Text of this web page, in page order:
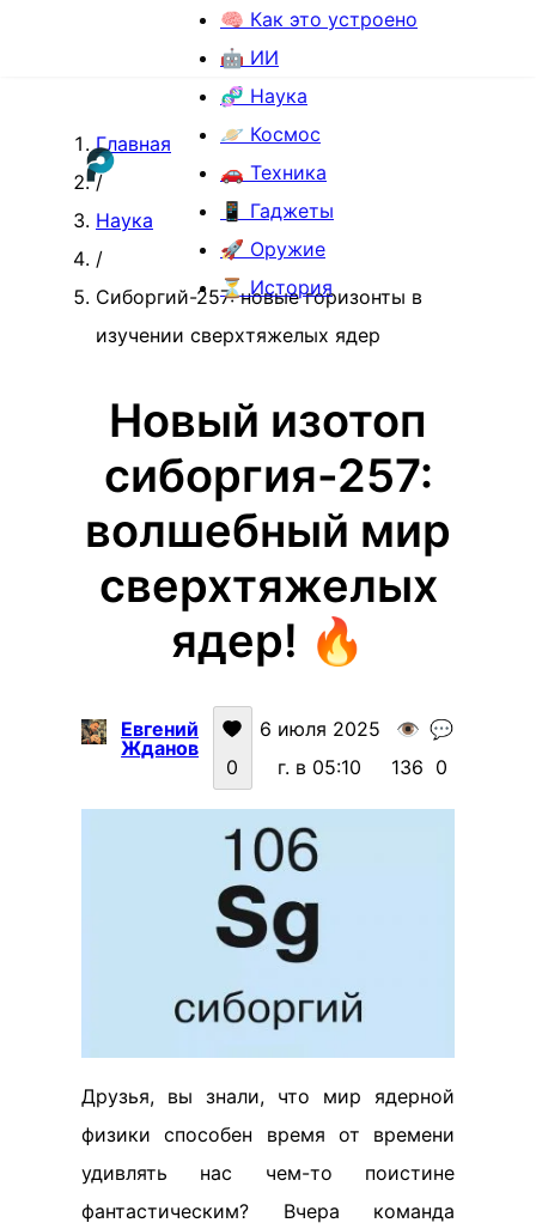
🧠 Как это устроено
🤖 ИИ
🧬 Наука
🪐 Космос
🚗 Техника
📱 Гаджеты
🚀 Оружие
⏳ История
Главная
/
Наука
/
Сиборгий-257: новые горизонты в
изучении сверхтяжелых ядер
Новый изотоп
сиборгия-257:
волшебный мир
сверхтяжелых
ядер! 🔥
Евгений
Жданов
0
6 июля 2025
г. в 05:10
👁️
136
💬
0
Друзья, вы знали, что мир ядерной
физики способен время от времени
удивлять нас чем-то поистине
фантастическим? Вчера команда